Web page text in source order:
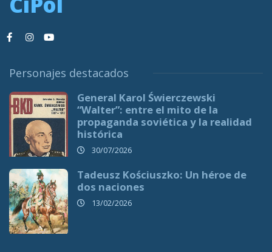
Personajes destacados
General Karol Świerczewski
“Walter”: entre el mito de la
propaganda soviética y la realidad
histórica
30/07/2026
Tadeusz Kościuszko: Un héroe de
dos naciones
13/02/2026